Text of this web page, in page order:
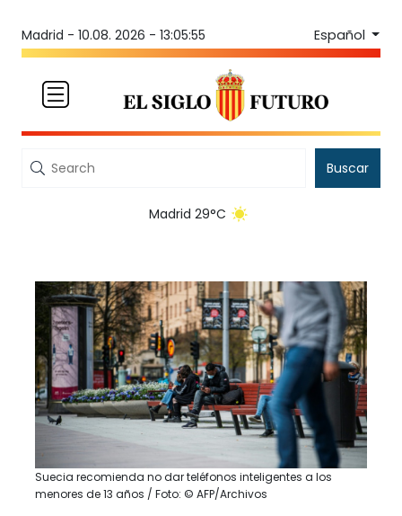
Madrid - 10.08. 2026 - 13:05:55 Español
Buscar
Madrid 29°C
Suecia recomienda no dar teléfonos inteligentes a los
menores de 13 años / Foto: © AFP/Archivos